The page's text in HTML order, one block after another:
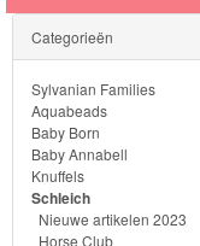
Sylvanian
Families
Aquabeads
Baby
Born
Categorieën
Sylvanian Families
Aquabeads
Baby Born
Baby Annabell
Knuffels
Schleich
Nieuwe artikelen 2023
Horse Club